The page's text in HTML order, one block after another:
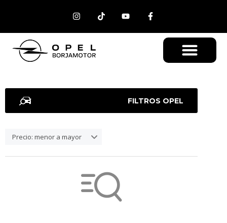
FILTROS OPEL
Precio: menor a mayor